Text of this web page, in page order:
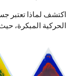
اكتشف لماذا تعتبر
الحركية المبكرة،
وتحسن التركيز.
اللعب المرنة.